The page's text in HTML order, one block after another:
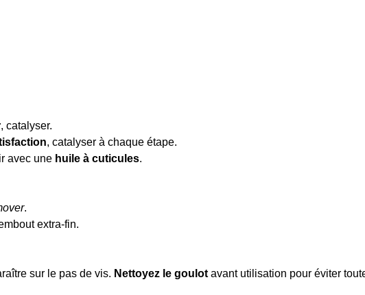
, catalyser.
, catalyser à chaque étape.
avec une huile à cuticules.
.
extra-fin.
sur le pas de vis. Nettoyez le goulotavant utilisation pour éviter